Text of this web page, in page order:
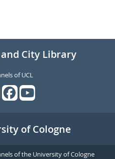
City Library
of UCL
of Cologne
of the University of Cologne